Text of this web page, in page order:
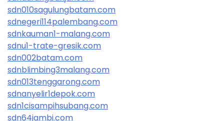
sdn010sagulungbatam.com
sdnegeri114palembang.com
sdnkauman1-malang.com
sdnu1-trate-gresik.com
sdn002batam.com
sdnblimbing3malang.com
sdn013tenggarong.com
sdnanyelir1depok.com
sdn1cisampihsubang.com
sdn64jambi.com